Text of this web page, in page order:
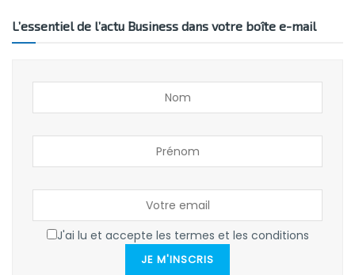
L’essentiel de l’actu Business dans votre boîte e-mail
J'ai lu et accepte les termes et les conditions
JE M'INSCRIS